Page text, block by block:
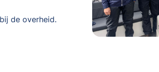
de overheid.